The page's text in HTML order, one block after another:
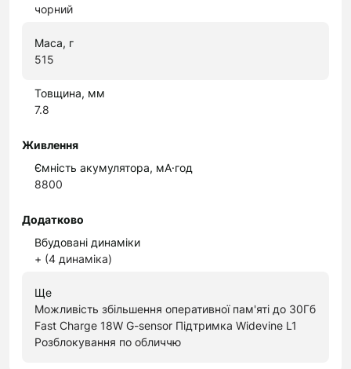
чорний
Маса, г
515
Товщина, мм
7.8
Живлення
Ємність акумулятора, мА·год
8800
Додатково
Вбудовані динаміки
+ (4 динаміка)
Ще
Можливість збільшення оперативної пам'яті до 30Гб
Fast Charge 18W G-sensor Підтримка Widevine L1
Розблокування по обличчю